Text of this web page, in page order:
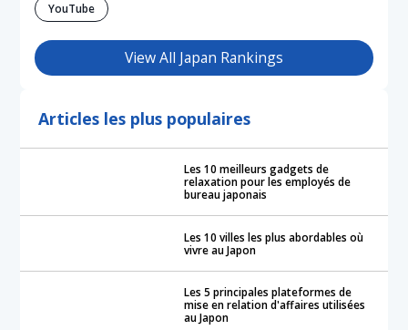
YouTube
View All Japan Rankings
Articles les plus populaires
Les 10 meilleurs gadgets de
relaxation pour les employés de
bureau japonais
Les 10 villes les plus abordables où
vivre au Japon
Les 5 principales plateformes de
mise en relation d'affaires utilisées
au Japon